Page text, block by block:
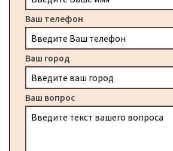
Ваш телефон
Ваш город
Ваш вопрос